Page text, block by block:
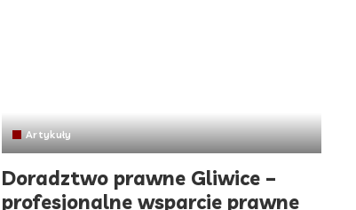
Artykuły
Doradztwo prawne Gliwice –
profesjonalne wsparcie prawne